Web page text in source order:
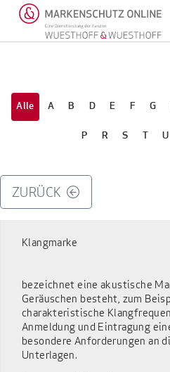
Alle A B D E F G
P R S T U
ZURÜCK
Klangmarke
bezeichnet eine akustische
Geräuschen besteht, zum
charakteristische
Anmeldung und Eintragung
besondere Anforderungen an
Unterlagen.